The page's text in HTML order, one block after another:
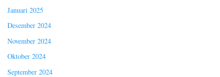
Januari 2025
Desember 2024
November 2024
Oktober 2024
September 2024